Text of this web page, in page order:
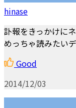
hinase
訃報をきっかけに
めっちゃ読みたい
Good
2014/12/03